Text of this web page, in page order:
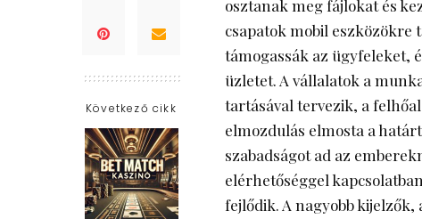
Következő cikk
osztanak meg fájlokat és
csapatok mobil eszközökre
támogassák az ügyfeleket,
üzletet. A vállalatok a
tartásával tervezik, a
elmozdulás elmosta a
szabadságot ad az
elérhetőséggel
fejlődik. A nagyobb kijelzők,